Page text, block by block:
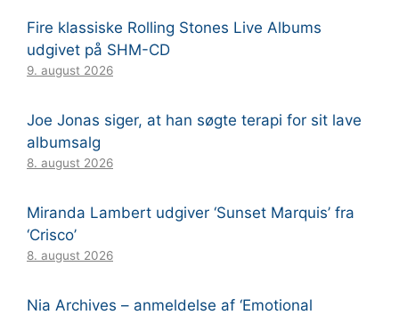
Fire klassiske Rolling Stones Live Albums
udgivet på SHM-CD
9. august 2026
Joe Jonas siger, at han søgte terapi for sit lave
albumsalg
8. august 2026
Miranda Lambert udgiver ‘Sunset Marquis’ fra
‘Crisco’
8. august 2026
Nia Archives – anmeldelse af ‘Emotional